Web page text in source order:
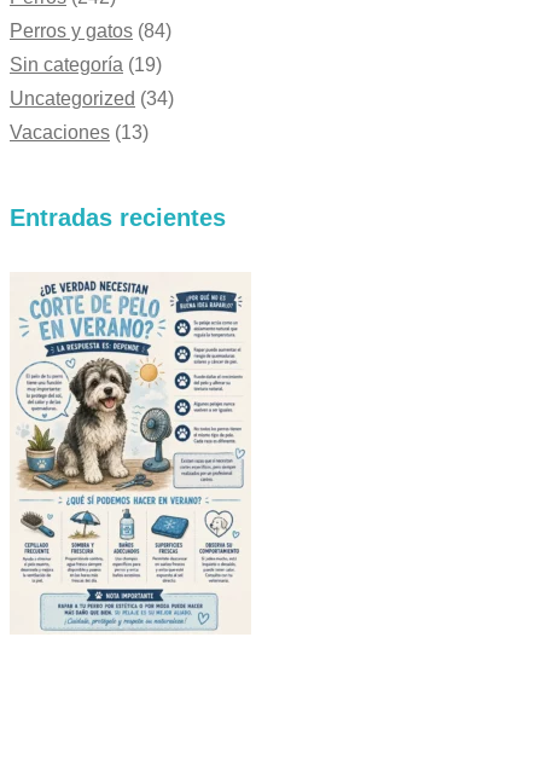
Perros y gatos (84)
Sin categoría (19)
Uncategorized (34)
Vacaciones (13)
Entradas recientes